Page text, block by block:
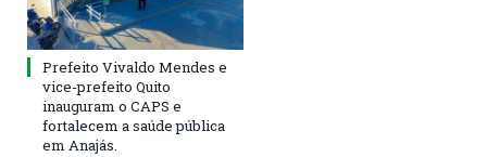
Prefeito Vivaldo Mendes e
vice-prefeito Quito
inauguram o CAPS e
fortalecem a saúde pública
em Anajás.